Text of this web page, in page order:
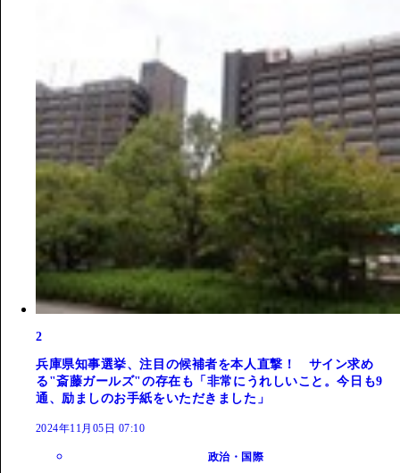
2
兵庫県知事選挙、注目の候補者を本人直撃！ サイン求め
る"斎藤ガールズ"の存在も「非常にうれしいこと。今日も9
通、励ましのお手紙をいただきました」
2024年11月05日 07:10
政治・国際